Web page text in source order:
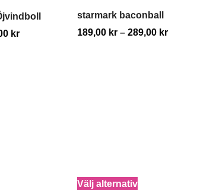
kr
starmark baconball
189,00 kr – 289,00 kr
Välj alternativ